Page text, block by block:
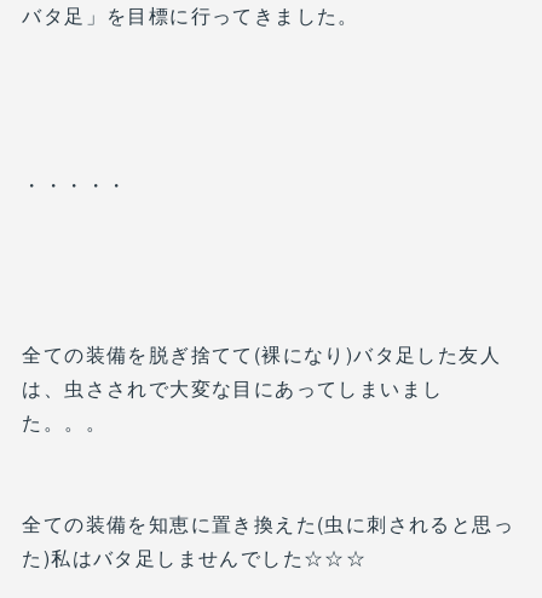
バタ足」を目標に行ってきました。
・・・・・
全ての装備を脱ぎ捨てて(裸になり)バタ足した友人
は、虫さされで大変な目にあってしまいまし
た。。。
全ての装備を知恵に置き換えた(虫に刺されると思っ
た)私はバタ足しませんでした☆☆☆